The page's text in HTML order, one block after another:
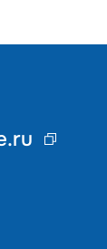
запуск при